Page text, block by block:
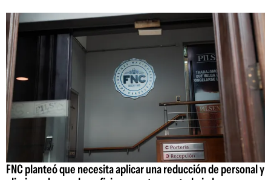
FNC planteó que necesita aplicar una reducción de personal y